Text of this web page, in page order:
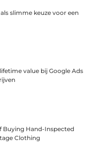
slimme keuze voor een
value bij Google Ads
Buying Hand-Inspected
Clothing